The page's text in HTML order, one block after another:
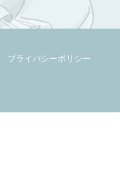
プライバシーポリシー